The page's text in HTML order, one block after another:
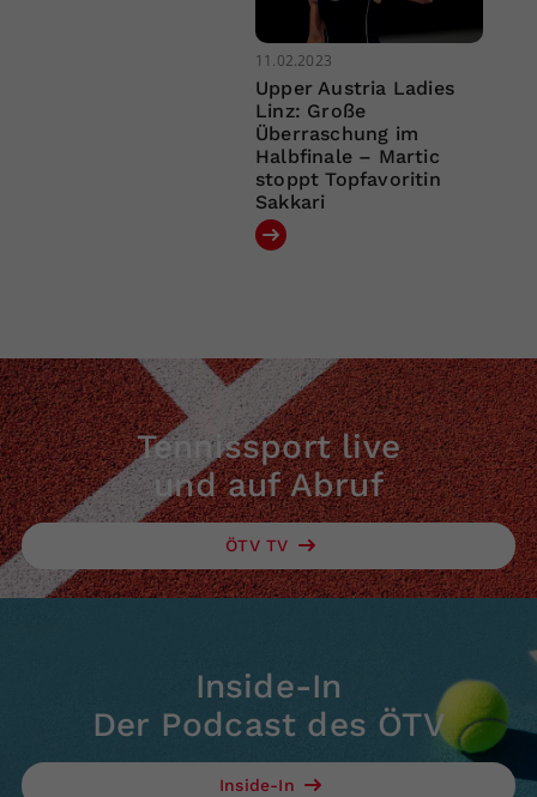
11.02.2023
Upper Austria Ladies
Linz: Große
Überraschung im
Halbfinale – Martic
stoppt Topfavoritin
Sakkari
Tennissport live
und auf Abruf
ÖTV TV
Inside-In
Der Podcast des ÖTV
Inside-In